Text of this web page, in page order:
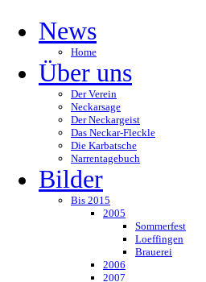
News
Home
Über uns
Der Verein
Neckarsage
Der Neckargeist
Das Neckar-Fleckle
Die Karbatsche
Narrentagebuch
Bilder
Bis 2015
2005
Sommerfest
Loeffingen
Brauerei
2006
2007